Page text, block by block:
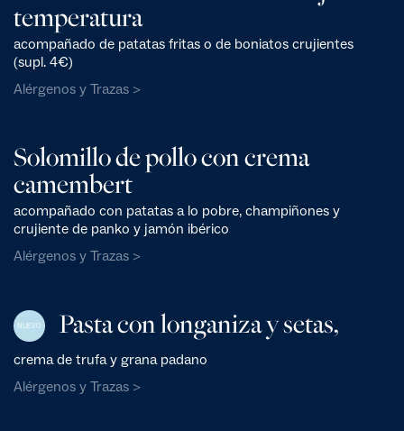
temperatura
acompañado de patatas fritas o de boniatos crujientes
(supl. 4€)
Alérgenos y Trazas >
Solomillo de pollo con crema
camembert
acompañado con patatas a lo pobre, champiñones y
crujiente de panko y jamón ibérico
Alérgenos y Trazas >
NUEVO Pasta con longaniza y setas,
crema de trufa y grana padano
Alérgenos y Trazas >